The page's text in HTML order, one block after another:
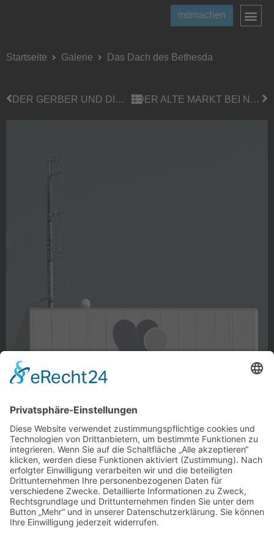
mitmachen
Startseite Galerie Das Dach des Bethesda
DER GERBER UND DIE WASSERTRÄGERIN DER ALTE MARKT BEI NACHT
Das Dach des Bethesda
Herz und Männchen zieren das Dach des Bethesda
Krankenhauses. ❤️?
Foto: Stefan Bleihauer